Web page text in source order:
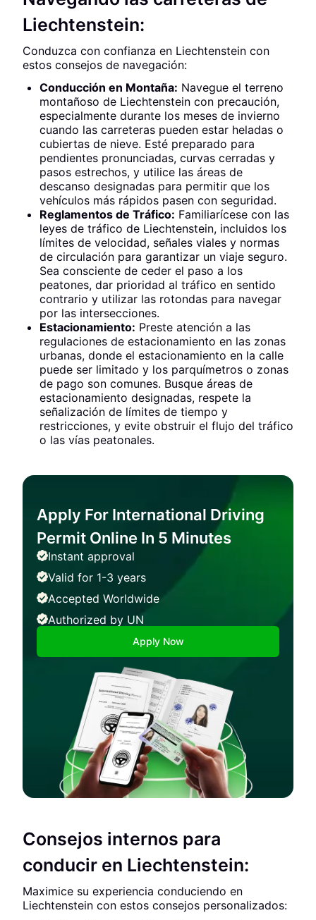
Liechtenstein:
Conduzca con confianza en Liechtenstein con
estos consejos de navegación:
Conducción en Montaña: Navegue el terreno
montañoso de Liechtenstein con precaución,
especialmente durante los meses de invierno
cuando las carreteras pueden estar heladas o
cubiertas de nieve. Esté preparado para
pendientes pronunciadas, curvas cerradas y
pasos estrechos, y utilice las áreas de
descanso designadas para permitir que los
vehículos más rápidos pasen con seguridad.
Reglamentos de Tráfico: Familiarícese con las
leyes de tráfico de Liechtenstein, incluidos los
límites de velocidad, señales viales y normas
de circulación para garantizar un viaje seguro.
Sea consciente de ceder el paso a los
peatones, dar prioridad al tráfico en sentido
contrario y utilizar las rotondas para navegar
por las intersecciones.
Estacionamiento: Preste atención a las
regulaciones de estacionamiento en las zonas
urbanas, donde el estacionamiento en la calle
puede ser limitado y los parquímetros o zonas
de pago son comunes. Busque áreas de
estacionamiento designadas, respete la
señalización de límites de tiempo y
restricciones, y evite obstruir el flujo del tráfico
o las vías peatonales.
Apply For International Driving
Permit Online In 5 Minutes
Instant approval
Valid for 1-3 years
Accepted Worldwide
Authorized by UN
Apply Now
Consejos internos para
conducir en Liechtenstein:
Maximice su experiencia conduciendo en
Liechtenstein con estos consejos personalizados: